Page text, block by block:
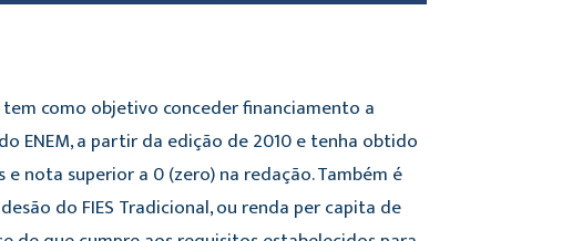
tem como objetivo conceder financiamento a
ENEM, a partir da edição de 2010 e tenha obtido
nota superior a 0 (zero) na redação. Também é
do FIES Tradicional, ou renda per capita de